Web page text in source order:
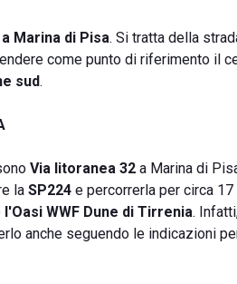
Marina di Pisa. Si tratta della
come punto di riferimento il
sud.
Via litoranea 32 a Marina di
la SP224 e percorrerla per circa
l'Oasi WWF Dune di Tirrenia.
anche seguendo le indicazioni